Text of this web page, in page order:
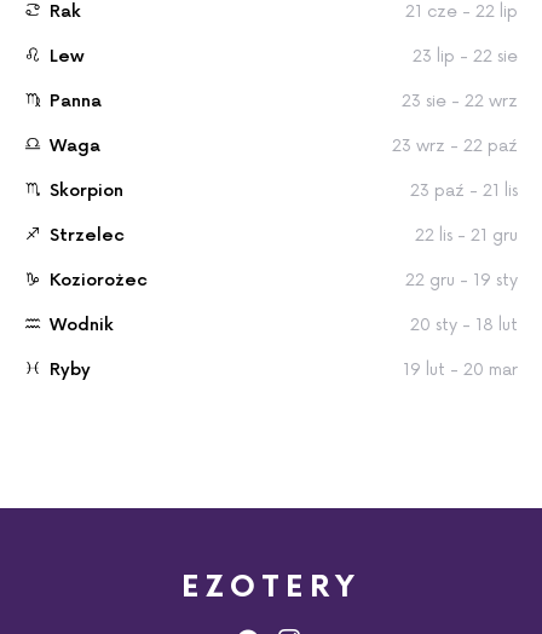
Rak 21 cze - 22 lip
Lew 23 lip - 22 sie
Panna 23 sie - 22 wrz
Waga 23 wrz - 22 paź
Skorpion 23 paź - 21 lis
Strzelec 22 lis - 21 gru
Koziorożec 22 gru - 19 sty
Wodnik 20 sty - 18 lut
Ryby 19 lut - 20 mar
EZOTERY